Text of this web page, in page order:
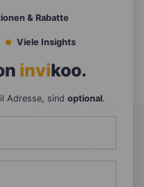
& Rabatte
Viele Insights
invikoo.
Adresse, sind optional.